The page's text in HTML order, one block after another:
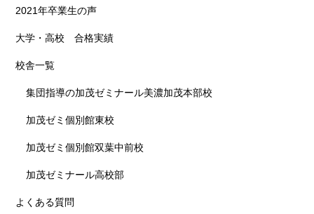
2021年卒業生の声
大学・高校 合格実績
校舎一覧
集団指導の加茂ゼミナール美濃加茂本部校
加茂ゼミ個別館東校
加茂ゼミ個別館双葉中前校
加茂ゼミナール高校部
よくある質問